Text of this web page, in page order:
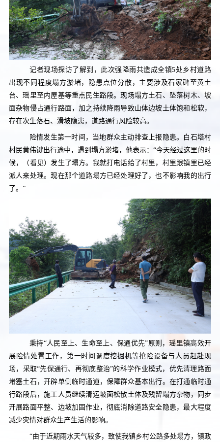
记者现场探访了解到，此次强降雨共造成全镇5处乡村道路
出现不同程度塌方淤堵，隐患点位分散，主要涉及石家碑至黄土
台、瑶里至内屋基等重点民生路段。现场塌方土石、坠落树木、坡
面杂物侵占通行路面，加之持续降雨导致山体边坡土体饱和松软，
存在次生落石、滑坡隐患，道路通行风险较高。
险情发生第一时间，当地群众主动排查上报隐患。白石塔村
村民黄伟键出行途中，遇到塌方淤堵，他表示：“今天经过这里的时
候，（看见）发生了塌方。我就打电话给了村里，村里跟镇里已经
派人来处理。现在那个道路塌方已经处理好了，也不影响我的出行
了。”
秉持“人民至上、生命至上、保通优先”原则，瑶里镇高效开
展险情处置工作，第一时间调度挖掘机等抢险设备与人员赶赴现
场，采取“先保通行、再彻底整治”的科学作业模式，优先清理路面
堵塞土石，开辟单侧临时通道，保障群众基本出行。在打通临时通
行路段后，施工人员继续清运坡面松散土体及残留塌方杂物，同步
开展路面平整、边坡加固作业，彻底消除道路安全隐患，最大程度
减少灾情对群众生产生活的影响。
“由于近期雨水天气较多，致使我镇乡村公路多处塌方，镇政